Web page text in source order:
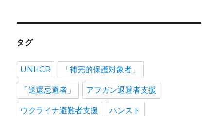
ン
タグ
UNHCR 「補完的保護対象者」
「送還忌避者」 アフガン退避者支援
ウクライナ避難者支援 ハンスト